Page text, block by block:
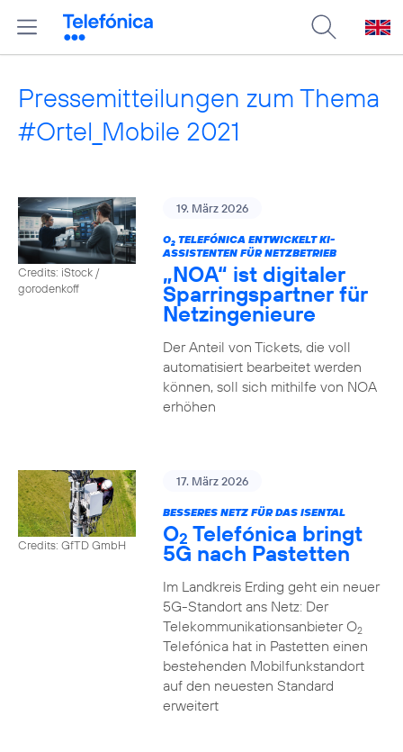
Pressemitteilungen zum Thema
#Ortel_Mobile 2021
Credits: iStock /
gorodenkoff
19. März 2026
O2TELEFÓNICA ENTWICKELT KI-
ASSISTENTEN FÜR NETZBETRIEB
„NOA“ ist digitaler
Sparringspartner für
Netzingenieure
Der Anteil von Tickets, die voll
automatisiert bearbeitet werden
können, soll sich mithilfe von NOA
erhöhen
Credits: GfTD GmbH
17. März 2026
BESSERES NETZ FÜR DAS ISENTAL
O2 Telefónica bringt
5G nach Pastetten
Im Landkreis Erding geht ein neuer
5G-Standort ans Netz: Der
Telekommunikationsanbieter O2
Telefónica hat in Pastetten einen
bestehenden Mobilfunkstandort
auf den neuesten Standard
erweitert